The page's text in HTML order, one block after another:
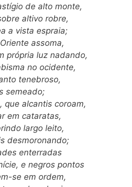
de alto monte,
altivo robre,
a vista espraia;
assoma,
própria luz nadando,
no ocidente,
tenebroso,
semeado;
que alcantis coroam,
em cataratas,
largo leito,
desmoronando;
enterradas
e negros pontos
se em ordem,